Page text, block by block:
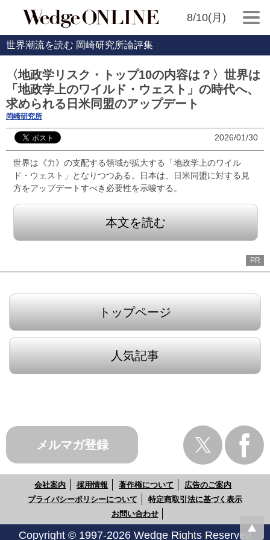
8/10(月)
世界潮流を読む 岡崎研究所論評集
〈地政学リスク・トップ10の内容は？〉世界は
「地政学上のワイルド・ウェスト」の時代へ、
求められる日米同盟のアップデート
岡崎研究所
2026/01/30
世界は《力》の支配する領域が拡大する「地政学上のワイル
ド・ウェスト」となりつつある。日本は、日米同盟に対する見
方をアップデートすべき必要性を示唆する。
本文を読む
PR
トップページ
人気記事
メルマガ登録
会社案内 採用情報 著作権について
広告のご案内
プライバシーポリシーについて
特定商取引法に基づく表示
お問い合わせ
Copyright © 1997-2026 Wedge Rights Reserved